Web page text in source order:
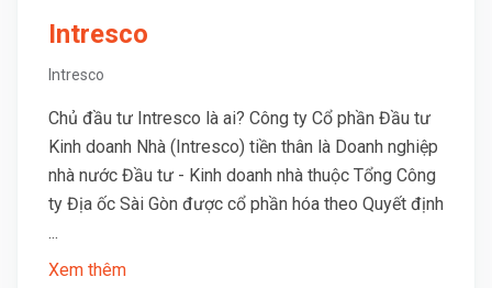
Intresco
Intresco
Chủ đầu tư Intresco là ai? Công ty Cổ phần Đầu tư
Kinh doanh Nhà (Intresco) tiền thân là Doanh nghiệp
nhà nước Đầu tư - Kinh doanh nhà thuộc Tổng Công
ty Địa ốc Sài Gòn được cổ phần hóa theo Quyết định
...
Xem thêm